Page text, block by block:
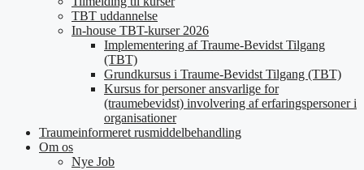
TBT uddannelse
In-house TBT-kurser 2026
Implementering af Traume-Bevidst Tilgang
(TBT)
Grundkursus i Traume-Bevidst Tilgang (TBT)
Kursus for personer ansvarlige for
(traumebevidst) involvering af erfaringspersoner i
organisationer
Traumeinformeret rusmiddelbehandling
Om os
Nye Job